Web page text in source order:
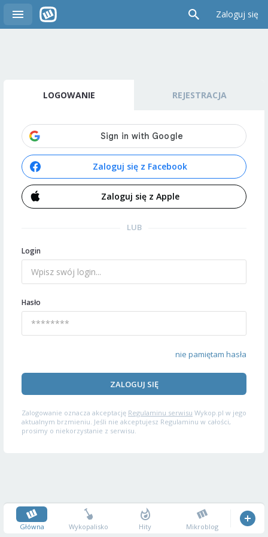
Zaloguj się
LOGOWANIE REJESTRACJA
Zaloguj się z Facebook
Zaloguj się z Apple
LUB
Login
Hasło
nie pamiętam hasła
ZALOGUJ SIĘ
Zalogowanie oznacza akceptację Regulaminu serwisu Wykop.pl w jego
aktualnym brzmieniu. Jeśli nie akceptujesz Regulaminu w całości,
prosimy o niekorzystanie z serwisu.
Główna Wykopalisko Hity Mikroblog